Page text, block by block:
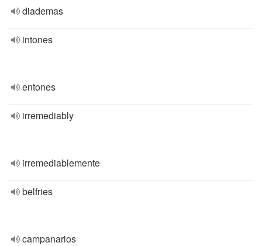
diademas
intones
entones
irremediably
irremediablemente
belfries
campanarios